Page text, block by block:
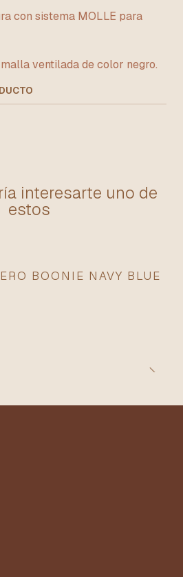
con sistema MOLLE para
ventilada de color negro.
interesarte uno de
estos
BOONIE NAVY BLUE